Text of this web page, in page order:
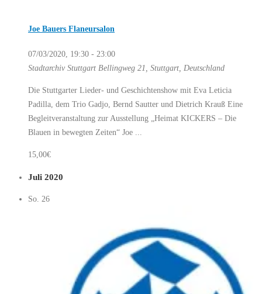
Joe Bauers Flaneursalon
07/03/2020, 19:30 - 23:00
Stadtarchiv Stuttgart Bellingweg 21, Stuttgart, Deutschland
Die Stuttgarter Lieder- und Geschichtenshow mit Eva Leticia
Padilla, dem Trio Gadjo, Bernd Sautter und Dietrich Krauß Eine
Begleitveranstaltung zur Ausstellung „Heimat KICKERS – Die
Blauen in bewegten Zeiten“ Joe ...
15,00€
Juli 2020
So. 26